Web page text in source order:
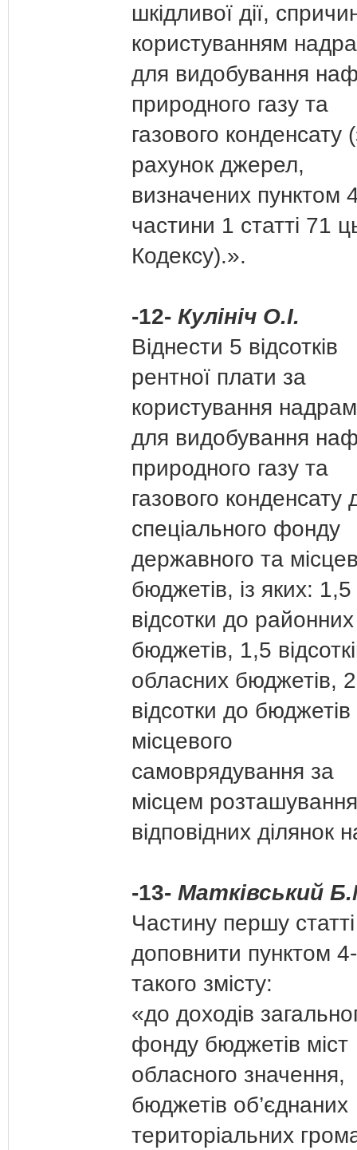
шкідливої дії,
користуванням
для видобування
природного газу та
газового конденсату
рахунок джерел,
визначених пунктом
частини 1 статті 71
Кодексу).».
-12- Кулініч О.І.
Віднести 5 відсотків
рентної плати за
користування
для видобування
природного газу та
газового конденсату
спеціального фонду
державного та
бюджетів, із яких: 1,5
відсотки до районних
бюджетів, 1,5
обласних бюджетів, 2
відсотки до бюджетів
місцевого
самоврядування за
місцем розташування
відповідних ділянок
-13- Матківський
Частину першу
доповнити пунктом
такого змісту:
«до доходів
фонду бюджетів міст
обласного значення,
бюджетів об’єднаних
територіальних